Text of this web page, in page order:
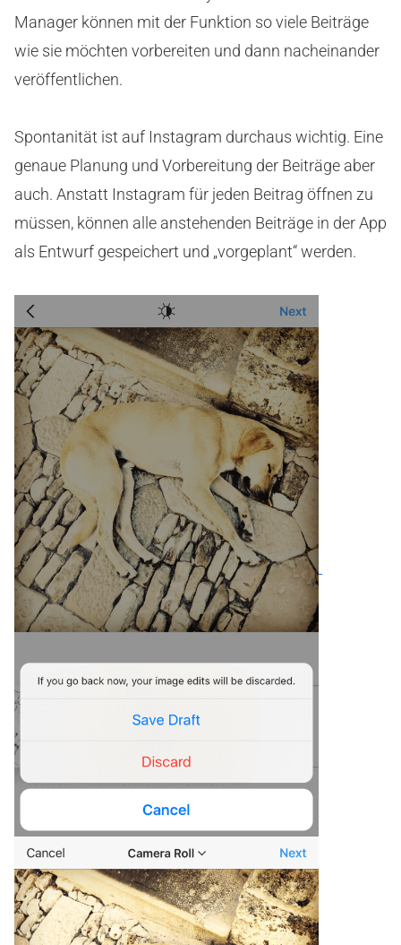
Manager können mit der Funktion so viele Beiträge
wie sie möchten vorbereiten und dann nacheinander
veröffentlichen.
Spontanität ist auf Instagram durchaus wichtig. Eine
genaue Planung und Vorbereitung der Beiträge aber
auch. Anstatt Instagram für jeden Beitrag öffnen zu
müssen, können alle anstehenden Beiträge in der App
als Entwurf gespeichert und „vorgeplant“ werden.